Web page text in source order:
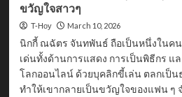
ขวัญใจสาวๆ
T-Hoy March 10, 2026
นิกกี้ ณฉัตร จันทพันธ์ ถือเป็นหนึ่งในค
เด่นทั้งด้านการแสดง การเป็นพิธีกร แ
โลกออนไลน์ ด้วยบุคลิกขี้เล่น ตลกเป็น
ทำให้เขากลายเป็นขวัญใจของแฟน ๆ